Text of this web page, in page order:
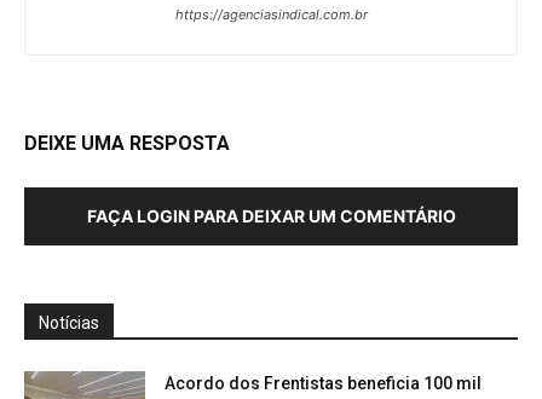
https://agenciasindical.com.br
DEIXE UMA RESPOSTA
FAÇA LOGIN PARA DEIXAR UM COMENTÁRIO
Notícias
Acordo dos Frentistas beneficia 100 mil